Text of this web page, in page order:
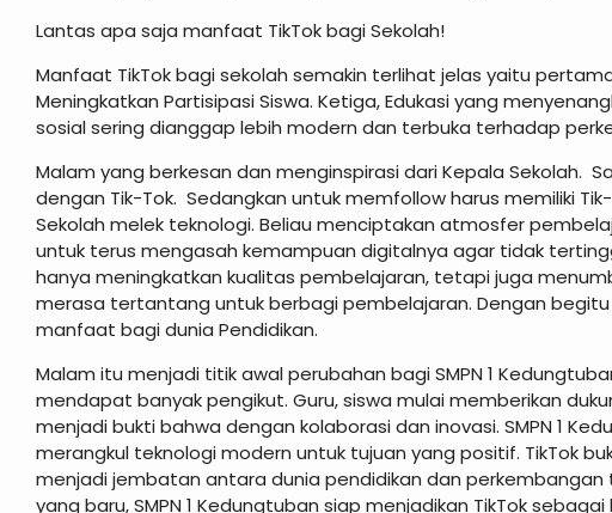
Lantas apa saja manfaat TikTok bagi Sekolah!
Manfaat TikTok bagi sekolah semakin terlihat jelas yaitu
Meningkatkan Partisipasi Siswa. Ketiga, Edukasi yang
sosial sering dianggap lebih modern dan terbuka terhadap
Malam yang berkesan dan menginspirasi dari Kepala Sekolah.
dengan Tik-Tok. Sedangkan untuk memfollow harus memiliki
Sekolah melek teknologi. Beliau menciptakan atmosfer
untuk terus mengasah kemampuan digitalnya agar tidak
hanya meningkatkan kualitas pembelajaran, tetapi juga
merasa tertantang untuk berbagi pembelajaran. Dengan
manfaat bagi dunia Pendidikan.
Malam itu menjadi titik awal perubahan bagi SMPN 1
mendapat banyak pengikut. Guru, siswa mulai memberikan
menjadi bukti bahwa dengan kolaborasi dan inovasi. SMPN 1
merangkul teknologi modern untuk tujuan yang positif. TikTok
menjadi jembatan antara dunia pendidikan dan
yang baru, SMPN 1 Kedungtuban siap menjadikan TikTok